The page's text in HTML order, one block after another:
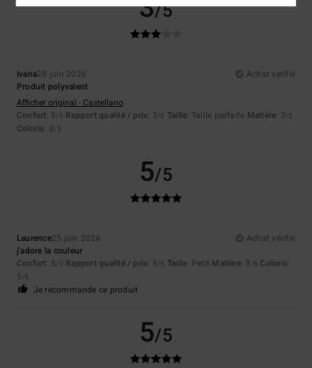
/5
Ivana28 juin 2026
Achat vérifié
Produit polyvalent
Afficher original - Castellano
Confort: 3/5 Rapport qualité / prix: 3/5 Taille: Taille parfaite Matière: 3/5
Coloris: 3/5
5/5
Laurence25 juin 2026
Achat vérifié
j'adore la couleur
Confort: 5/5 Rapport qualité / prix: 5/5 Taille: Petit Matière: 3 /5 Coloris:
5/5
Je recommande ce produit
5/5